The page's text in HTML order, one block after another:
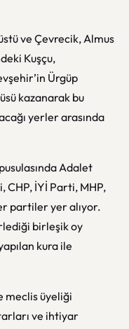
ve Çevrecik, Almus
Kuşçu,
Ürgüp
kazanarak bu
yerler arasında
Adalet
CHP, İYİ Parti, MHP,
partiler yer alıyor.
birleşik oy
kura ile
meclis üyeliği
ve ihtiyar